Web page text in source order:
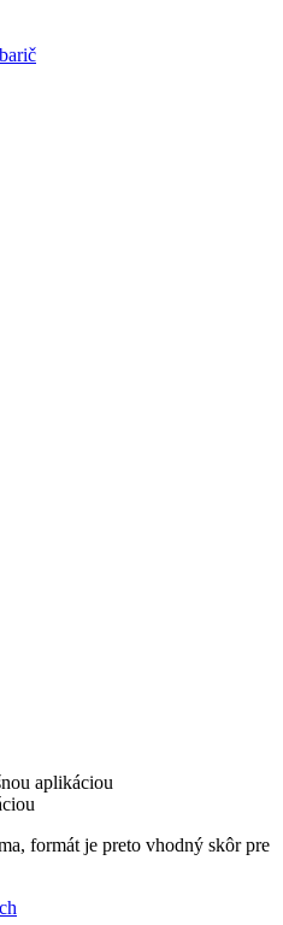
aplikáciou
formát je preto vhodný skôr pre